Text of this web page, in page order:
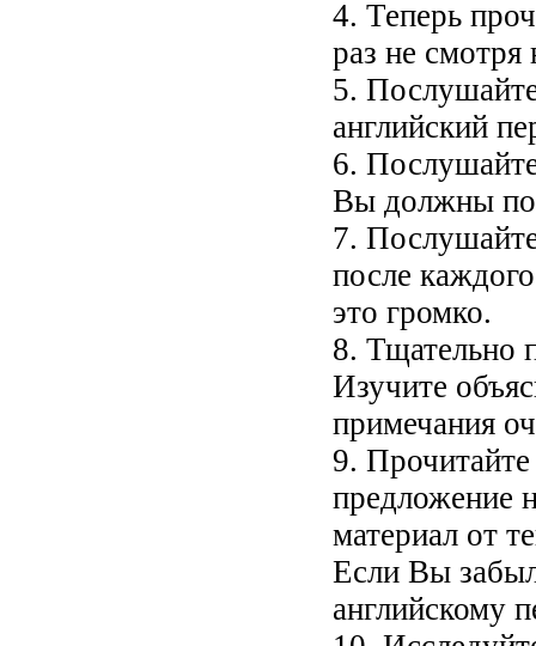
4. Теперь
раз не смотря
5.
английский
6.
Вы должны
7.
после
это громко.
8. Тщательно
Изучите
примечания
9.
предложение
материал от
Если Вы
английскому